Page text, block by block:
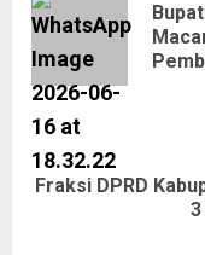
Fraksi DPRD